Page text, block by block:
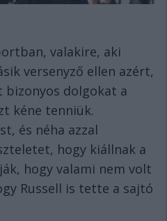
valakire, aki
versenyző ellen azért,
dolgokat a
kéne tenniük.
és néha azzal
hogy kiállnak a
hogy valami nem volt
Russell is tette a sajtó